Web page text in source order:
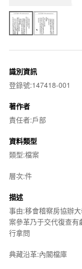
識別資訊
登錄號:147418-001
著作者
責任者:戶部
資料類型
類型:檔案
層次:件
描述
事由:移會稽察房協辦
案參革乃于交代復查
行拿問
典藏沿革:內閣檔庫